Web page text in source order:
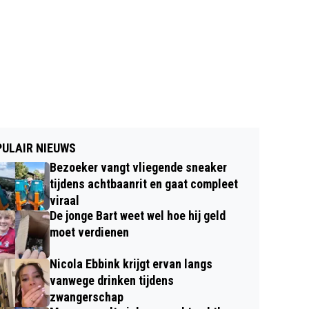
NIEUWS
Bezoeker vangt vliegende sneaker
tijdens achtbaanrit en gaat compleet
viraal
De jonge Bart weet wel hoe hij geld
moet verdienen
Nicola Ebbink krijgt ervan langs
vanwege drinken tijdens
zwangerschap